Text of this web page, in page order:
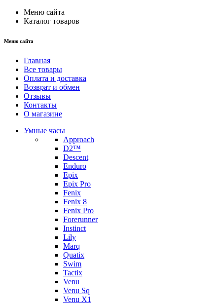
Меню сайта
Каталог товаров
Меню сайта
Главная
Все товары
Оплата и доставка
Возврат и обмен
Отзывы
Контакты
О магазине
Умные часы
Approach
D2™
Descent
Enduro
Epix
Epix Pro
Fenix
Fenix 8
Fenix Pro
Forerunner
Instinct
Lily
Marq
Quatix
Swim
Tactix
Venu
Venu Sq
Venu X1